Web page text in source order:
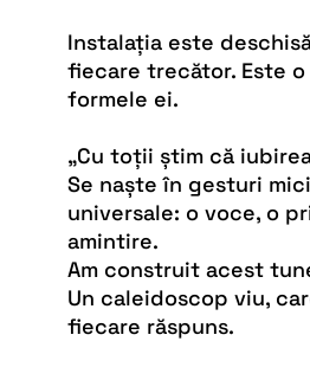
Instalația este
fiecare trecător. Este
formele ei.
„Cu toții știm că
Se naște în gesturi
universale: o voce, o
amintire.
Am construit acest
Un caleidoscop viu,
fiecare răspuns.